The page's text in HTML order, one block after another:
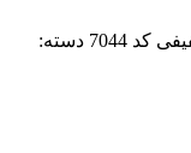
دسته: